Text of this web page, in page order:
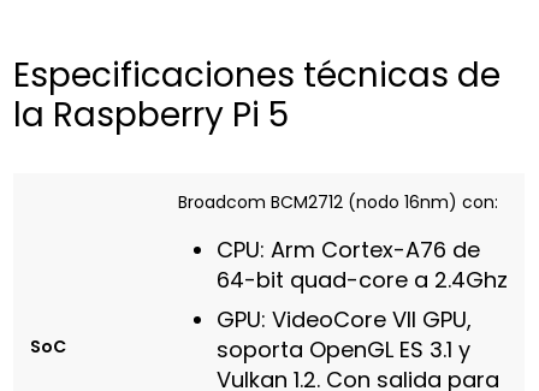
Especificaciones técnicas de
la Raspberry Pi 5
SoC
Broadcom BCM2712 (nodo 16nm) con:
CPU: Arm Cortex-A76 de
64-bit quad-core a 2.4Ghz
GPU: VideoCore VII GPU,
soporta OpenGL ES 3.1 y
Vulkan 1.2. Con salida para